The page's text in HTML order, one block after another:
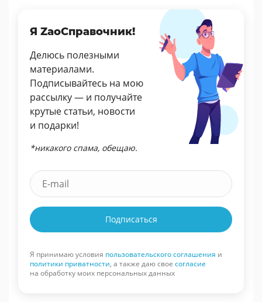
Я ZaoСправочник!
Делюсь полезными
материалами.
Подписывайтесь на мою
рассылку — и получайте
крутые статьи, новости
и подарки!
*никакого спама, обещаю.
Подписаться
Я принимаю условия пользовательского соглашения и
политики приватности, а также даю свое согласие
на обработку моих персональных данных